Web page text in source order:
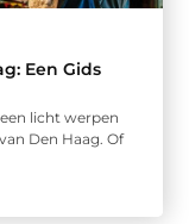
Een Gids
licht werpen
Den Haag. Of